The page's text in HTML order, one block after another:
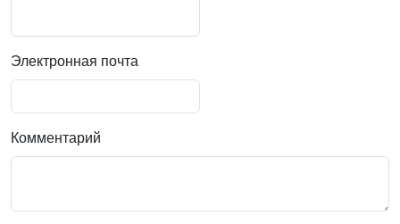
Электронная почта
Комментарий